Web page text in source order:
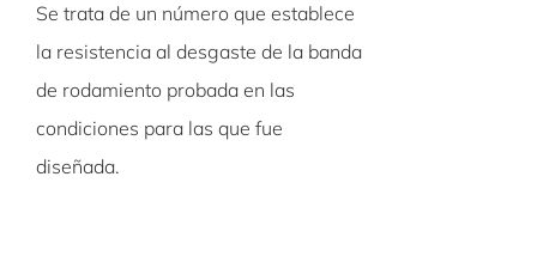
Se trata de un número que establece
la resistencia al desgaste de la banda
de rodamiento probada en las
condiciones para las que fue
diseñada.